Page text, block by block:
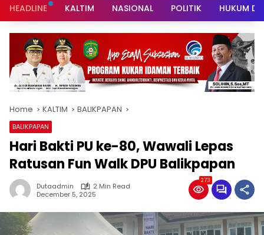
HEADLINE KALTIM NASIONAL POLITIK HUKUM
Home KALTIM BALIKPAPAN
BALIKPAPAN
Hari Bakti PU ke-80, Wawali Lepas
Ratusan Fun Walk DPU Balikpapan
Dutaadmin
2 Min Read
December 5, 2025
273